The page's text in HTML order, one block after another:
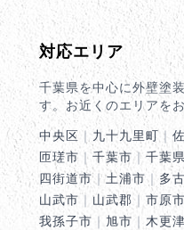
対応エリア
千葉県を中心に外壁塗
す。お近くのエリアを
中央区 ｜ 九十九里町｜
匝瑳市 ｜ 千葉市 ｜ 千葉県
四街道市｜土浦市｜ 多
山武市 ｜ 山武郡｜ 市原市
我孫子市 ｜ 旭市 ｜ 木更